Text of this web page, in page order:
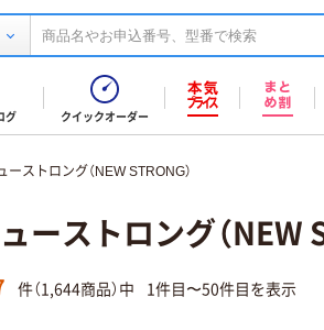
グ クイックオーダー
ーストロング（NEW STRONG）
ーストロング（NEW
件（1,644商品）中 1件目〜50件目を表示